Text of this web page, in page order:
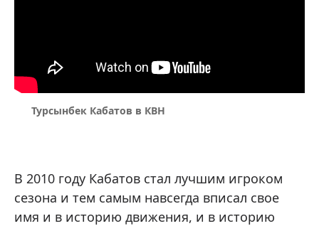
Турсынбек Кабатов в КВН
В 2010 году Кабатов стал лучшим игроком
сезона и тем самым навсегда вписал свое
имя и в историю движения, и в историю